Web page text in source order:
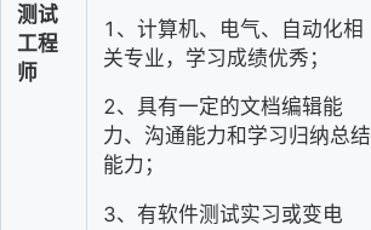
测试
工程
师
1、计算机、电气、自动化相
关专业，学习成绩优秀；
2、具有一定的文档编辑能
力、沟通能力和学习归纳总结
能力；
3、有软件测试实习或变电